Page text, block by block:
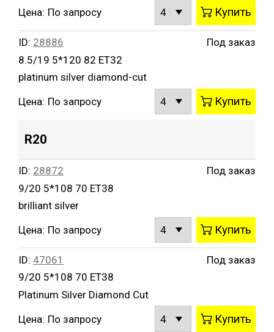
Цена: По запросу Купить
ID: 28886
8.5/19 5*120 82 ET32
platinum silver diamond-cut
Под заказ
Цена: По запросу Купить
R20
ID: 28872
9/20 5*108 70 ET38
brilliant silver
Под заказ
Цена: По запросу Купить
ID: 47061
9/20 5*108 70 ET38
Platinum Silver Diamond Cut
Под заказ
Цена: По запросу Купить